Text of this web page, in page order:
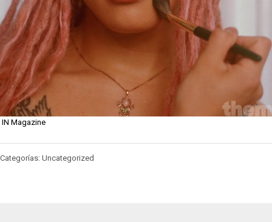
IN Magazine
Categorías: Uncategorized